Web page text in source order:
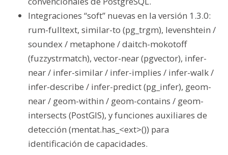
Integraciones “soft” nuevas en la versión 1.3.0:
rum-fulltext, similar-to (pg_trgm), levenshtein /
soundex / metaphone / daitch-mokotoff
(fuzzystrmatch), vector-near (pgvector), infer-
near / infer-similar / infer-implies / infer-walk /
infer-describe / infer-predict (pg_infer), geom-
near / geom-within / geom-contains / geom-
intersects (PostGIS), y funciones auxiliares de
detección (mentat.has_<ext>()) para
identificación de capacidades.